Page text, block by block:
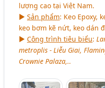
lượng cao tại Việt Nam.
►Sản phẩm: Keo Epoxy,
keo bơm kẽ nứt, keo dán
►Công trình tiêu biểu:
metroplis - Liễu Giai,
Crownie Palaza,..